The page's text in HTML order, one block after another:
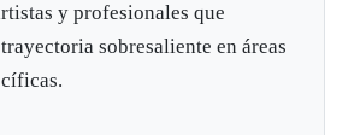
y profesionales que
sobresaliente en áreas